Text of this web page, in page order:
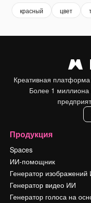
красный цвет
Креативная
Более 1 миллиона
Продукция
Spaces
ИИ-помощник
Генератор изображений
Генератор видео ИИ
Генератор голоса на